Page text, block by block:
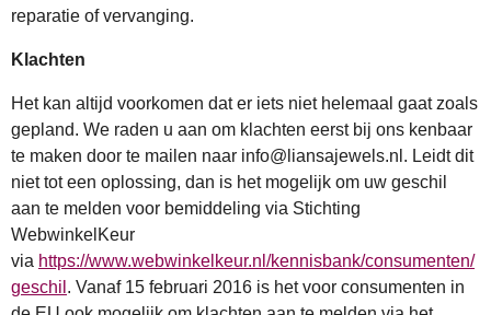
reparatie of vervanging.
Klachten
Het kan altijd voorkomen dat er iets niet helemaal gaat zoals
gepland. We raden u aan om klachten eerst bij ons kenbaar
te maken door te mailen naar info@liansajewels.nl. Leidt dit
niet tot een oplossing, dan is het mogelijk om uw geschil
aan te melden voor bemiddeling via Stichting
WebwinkelKeur
via https://www.webwinkelkeur.nl/kennisbank/consumenten/
geschil . Vanaf 15 februari 2016 is het voor consumenten in